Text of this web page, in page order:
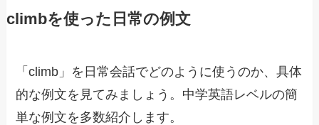
climbを使った日常の例文
「climb」を日常会話でどのように使うのか、具体
的な例文を見てみましょう。中学英語レベルの簡
単な例文を多数紹介します。